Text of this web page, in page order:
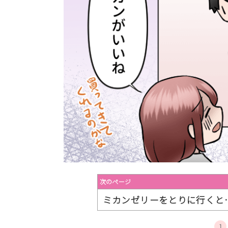
次のページ
ミカンゼリーをとりに行く
1